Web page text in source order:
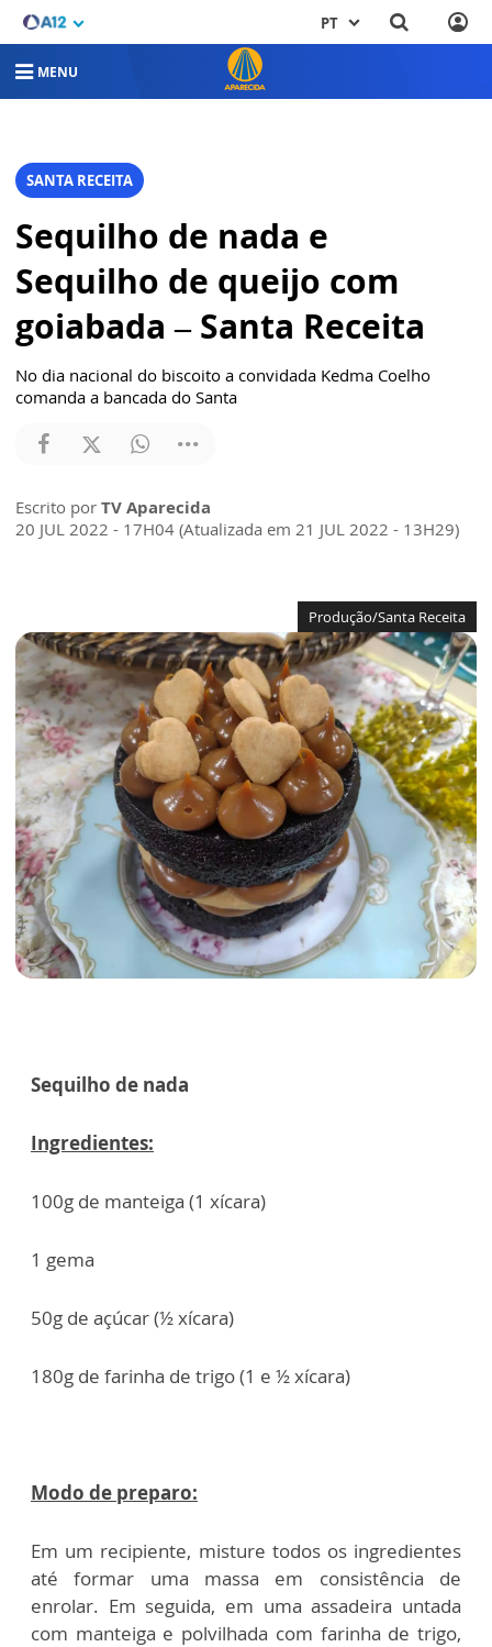
PT
MENU
SANTA RECEITA
Sequilho de nada e
Sequilho de queijo com
goiabada – Santa Receita
No dia nacional do biscoito a convidada Kedma Coelho
comanda a bancada do Santa
Escrito por TV Aparecida
20 JUL 2022 - 17H04 (Atualizada em 21 JUL 2022 - 13H29)
Produção/Santa Receita
Sequilho de nada
Ingredientes:
100g de manteiga (1 xícara)
1 gema
50g de açúcar (½ xícara)
180g de farinha de trigo (1 e ½ xícara)
Modo de preparo:
Em um recipiente, misture todos os ingredientes
até formar uma massa em consistência de
enrolar. Em seguida, em uma assadeira untada
com manteiga e polvilhada com farinha de trigo,